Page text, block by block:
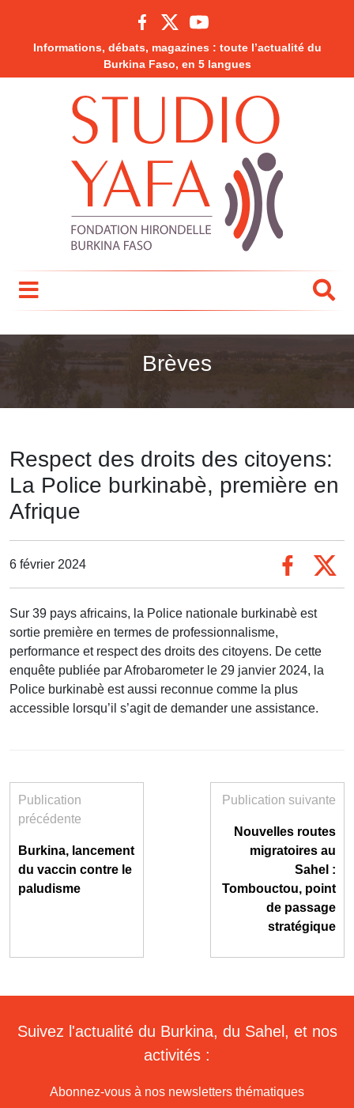
Informations, débats, magazines : toute l’actualité du
Burkina Faso, en 5 langues
Brèves
Respect des droits des citoyens:
La Police burkinabè, première en
Afrique
6 février 2024
Sur 39 pays africains, la Police nationale burkinabè est
sortie première en termes de professionnalisme,
performance et respect des droits des citoyens. De cette
enquête publiée par Afrobarometer le 29 janvier 2024, la
Police burkinabè est aussi reconnue comme la plus
accessible lorsqu’il s’agit de demander une assistance.
Publication
précédente
Burkina, lancement
du vaccin contre le
paludisme
Publication suivante
Nouvelles routes
migratoires au
Sahel :
Tombouctou, point
de passage
stratégique
Suivez l'actualité du Burkina, du Sahel, et nos
activités :
Abonnez-vous à nos newsletters thématiques